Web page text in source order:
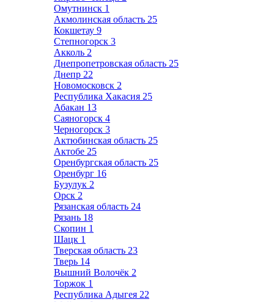
Омутнинск 1
Акмолинская область 25
Кокшетау 9
Степногорск 3
Акколь 2
Днепропетровская область 25
Днепр 22
Новомосковск 2
Республика Хакасия 25
Абакан 13
Саяногорск 4
Черногорск 3
Актюбинская область 25
Актобе 25
Оренбургская область 25
Оренбург 16
Бузулук 2
Орск 2
Рязанская область 24
Рязань 18
Скопин 1
Шацк 1
Тверская область 23
Тверь 14
Вышний Волочёк 2
Торжок 1
Республика Адыгея 22